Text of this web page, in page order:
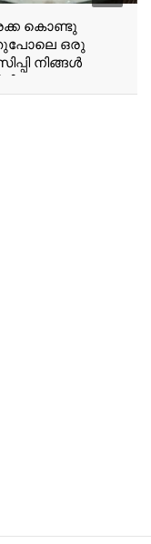
കൊണ്ടു
ഒരു
നിങ്ങൾ
Have you
tried a recipe like